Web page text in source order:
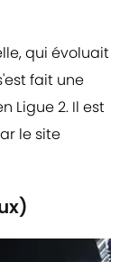
qui évoluait
fait une
Ligue 2. Il est
le site